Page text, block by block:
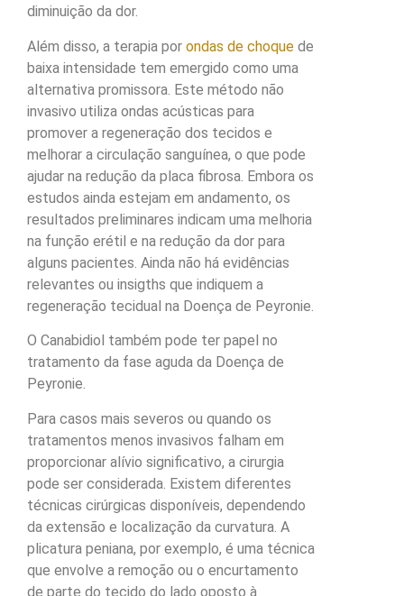
diminuição da dor.
Além disso, a terapia por ondas de choque de
baixa intensidade tem emergido como uma
alternativa promissora. Este método não
invasivo utiliza ondas acústicas para
promover a regeneração dos tecidos e
melhorar a circulação sanguínea, o que pode
ajudar na redução da placa fibrosa. Embora os
estudos ainda estejam em andamento, os
resultados preliminares indicam uma melhoria
na função erétil e na redução da dor para
alguns pacientes. Ainda não há evidências
relevantes ou insigths que indiquem a
regeneração tecidual na Doença de Peyronie.
O Canabidiol também pode ter papel no
tratamento da fase aguda da Doença de
Peyronie.
Para casos mais severos ou quando os
tratamentos menos invasivos falham em
proporcionar alívio significativo, a cirurgia
pode ser considerada. Existem diferentes
técnicas cirúrgicas disponíveis, dependendo
da extensão e localização da curvatura. A
plicatura peniana, por exemplo, é uma técnica
que envolve a remoção ou o encurtamento
de parte do tecido do lado oposto à